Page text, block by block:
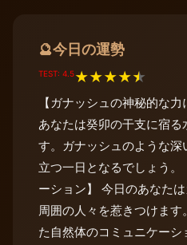
🔮今日の運勢
TEST: 4.5★★★★★
【ガナッシュの神秘的な
あなたは癸卯の干支に宿る
す。ガナッシュのような
立つ一日となるでしょう
ーション】 今日のあなた
周囲の人々を惹きつけま
た自然体のコミュニケーシ